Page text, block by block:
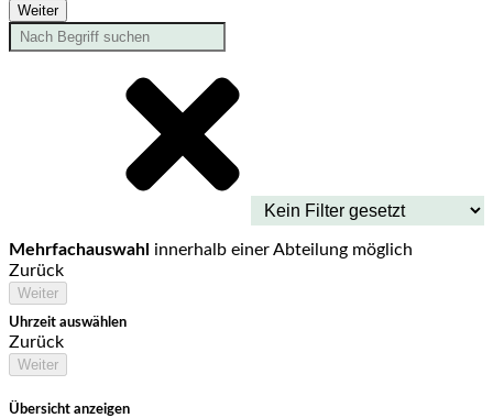
Weiter
Mehrfachauswahl innerhalb einer Abteilung möglich
Zurück
Weiter
Uhrzeit auswählen
Zurück
Weiter
Übersicht anzeigen